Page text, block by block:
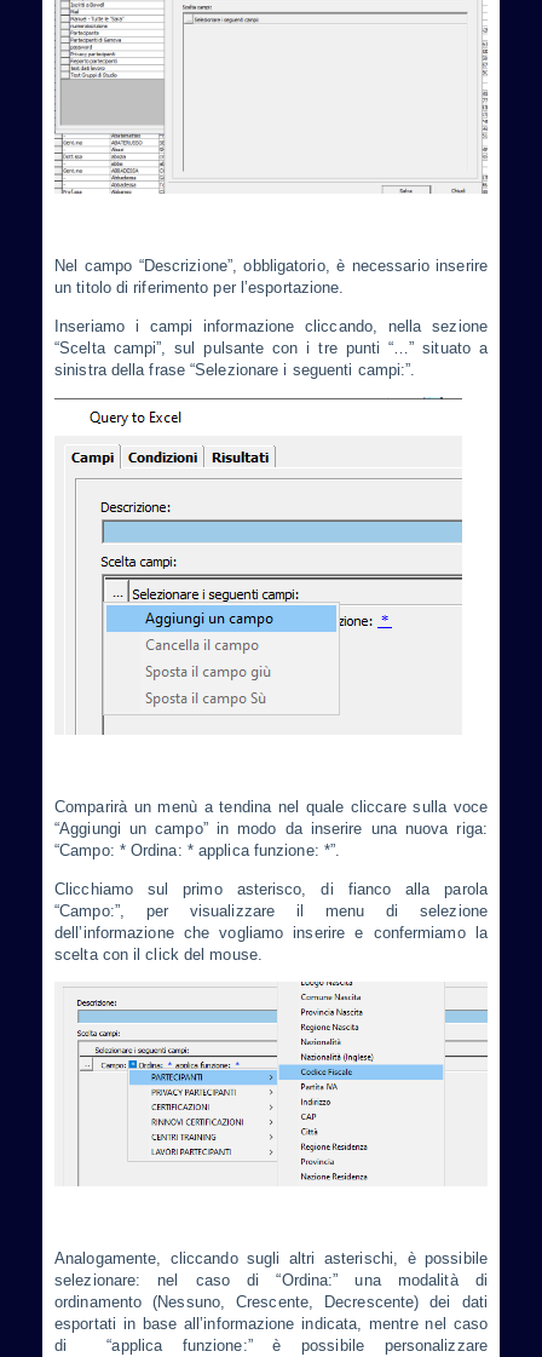
Nel campo “Descrizione”, obbligatorio, è necessario inserire
un titolo di riferimento per l’esportazione.
Inseriamo i campi informazione cliccando, nella sezione
“Scelta campi”, sul pulsante con i tre punti “…” situato a
sinistra della frase “Selezionare i seguenti campi:”.
Comparirà un menù a tendina nel quale cliccare sulla voce
“Aggiungi un campo” in modo da inserire una nuova riga:
“Campo: * Ordina: * applica funzione: *”.
Clicchiamo sul primo asterisco, di fianco alla parola
“Campo:”, per visualizzare il menu di selezione
dell’informazione che vogliamo inserire e confermiamo la
scelta con il click del mouse.
Analogamente, cliccando sugli altri asterischi, è possibile
selezionare: nel caso di “Ordina:” una modalità di
ordinamento (Nessuno, Crescente, Decrescente) dei dati
esportati in base all’informazione indicata, mentre nel caso
di “applica funzione:” è possibile personalizzare